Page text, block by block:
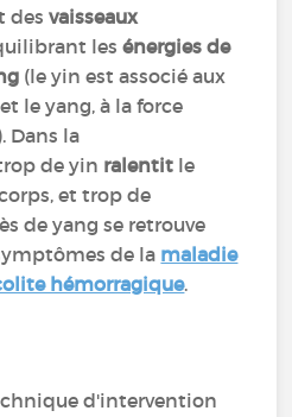
desvaisseaux
lesénergies de
(le yin est associé aux
et le yang, à la force
Dans la
de yin ralentit le
et trop de
de yang se retrouve
de la maladie
hémorragique.
d'intervention